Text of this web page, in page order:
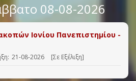
08-08-2026
Ιονίου Πανεπιστημίου -
21-08-2026 [Σε Εξέλιξη]